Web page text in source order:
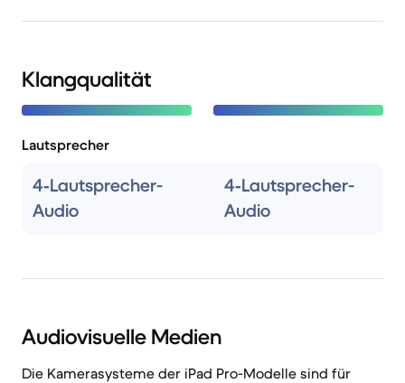
Klangqualität
Lautsprecher
4‑Lautsprecher-
Audio
4‑Lautsprecher-
Audio
Audiovisuelle Medien
Die Kamerasysteme der iPad Pro-Modelle sind für